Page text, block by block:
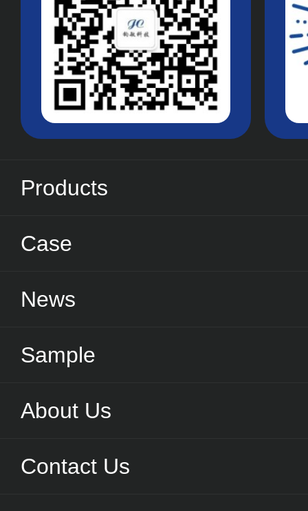
Products
Case
News
Sample
About Us
Contact Us